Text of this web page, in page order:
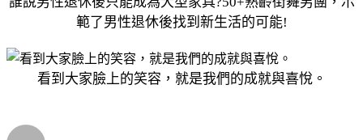
範了男性退休後找到新生活的可能!
看到大家臉上的笑容，就是我們的成就與喜悅。